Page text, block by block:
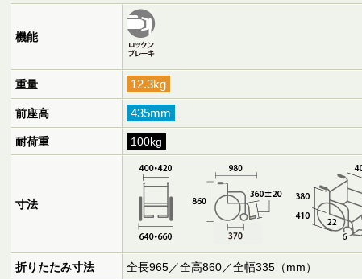
機能
重量 12.3kg
前座高 435mm
耐荷重 100kg
寸法
折りたたみ寸法 全長965／全高860／全幅335（mm）